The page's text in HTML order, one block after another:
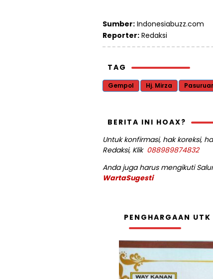
Sumber: Indonesiabuzz.com
Reporter: Redaksi
TAG
Gempol Hj. Mirza
BERITA INI HOAX?
Untuk konfirmasi, hak koreksi,
Redaksi, Klik 088989874832
Anda juga harus mengikuti
WartaSugesti
PENGHARGAAN